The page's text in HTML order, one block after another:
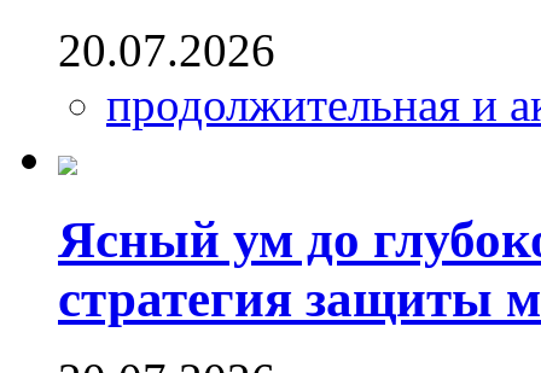
20.07.2026
продолжительная и
Ясный ум до
стратегия защиты